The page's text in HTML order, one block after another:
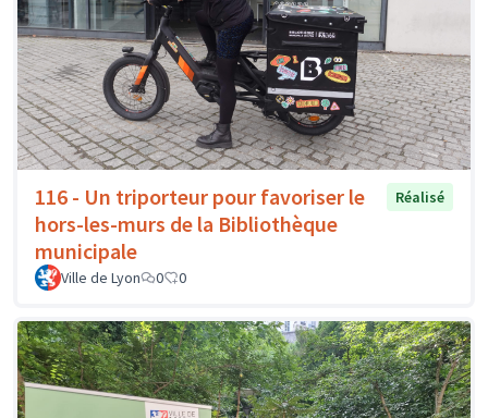
116 - Un triporteur pour favoriser le
hors-les-murs de la Bibliothèque
municipale
Réalisé
Ville de Lyon 0 0